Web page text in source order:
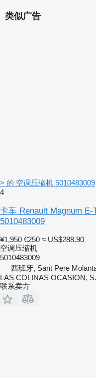
类似广告
> 的 空调压缩机 5010483009
4
卡车 Renault Magnum
5010483009
¥1,950 €250 ≈ US$288.90
空调压缩机
5010483009
西班牙, Sant Pere
LAS COLINAS OCASION,
联系卖方